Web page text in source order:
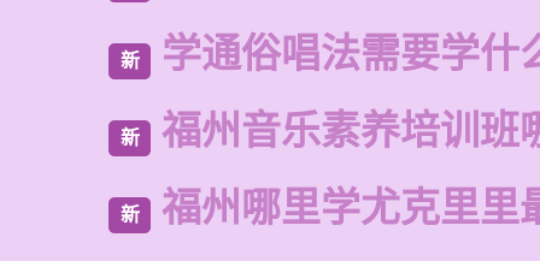
新 学通俗唱法需要学什
新 福州音乐素养培训班
新 福州哪里学尤克里里